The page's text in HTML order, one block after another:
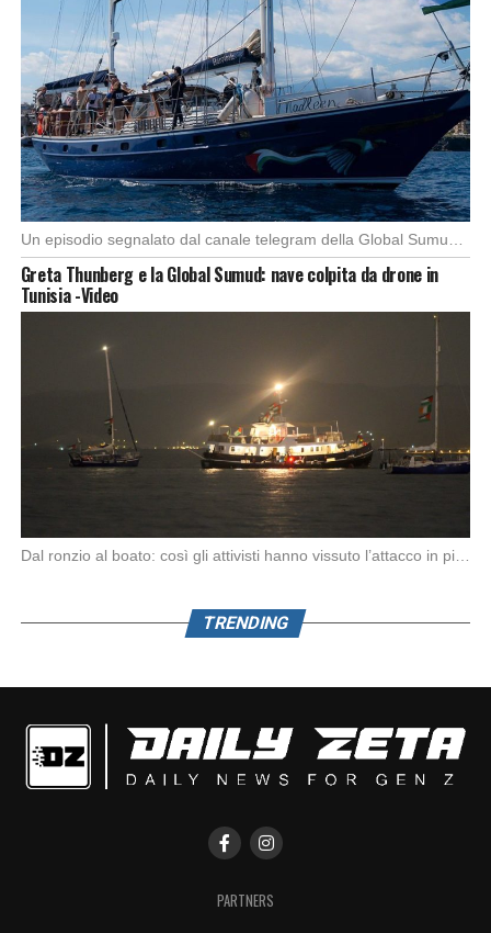
Greta Thunberg e la Global Sumud: nave colpita da drone in
Tunisia -Video
TRENDING
PARTNERS